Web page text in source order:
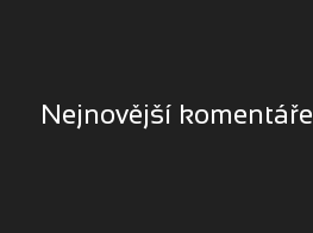
Nejnovější komentáře